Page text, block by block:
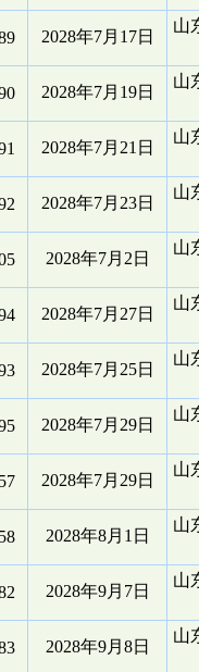
2028年7月17日
山
2028年7月19日
山
2028年7月21日
山
2028年7月23日
山
2028年7月2日
山
2028年7月27日
山
2028年7月25日
山
2028年7月29日
山
2028年7月29日
山
2028年8月1日
山
2028年9月7日
山
2028年9月8日
山